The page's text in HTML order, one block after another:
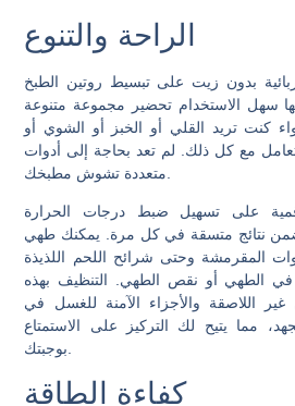
الراحة والتنوع
بدون زيت على تبسيط روتين الطبخ
سهل الاستخدام تحضير مجموعة متنوعة
كنت تريد القلي أو الخبز أو الشوي أو
مع كل ذلك. لم تعد بحاجة إلى أدوات
على تسهيل ضبط درجات الحرارة
يضمن نتائج متسقة في كل مرة. يمكنك طهي
المقرمشة وحتى شرائح اللحم اللذيذة
في الطهي أو نقص الطهي. التنظيف بهذه
اللاصقة والأجزاء الآمنة للغسل في
مما يتيح لك التركيز على الاستمتاع
كفاءة الطاقة